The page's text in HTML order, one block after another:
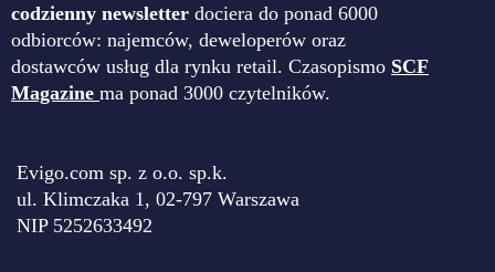
codzienny newsletter dociera do ponad 6000
odbiorców: najemców, deweloperów oraz
dostawców usług dla rynku retail. Czasopismo SCF
Magazine ma ponad 3000 czytelników.
Evigo.com sp. z o.o. sp.k.
ul. Klimczaka 1, 02-797 Warszawa
NIP 5252633492